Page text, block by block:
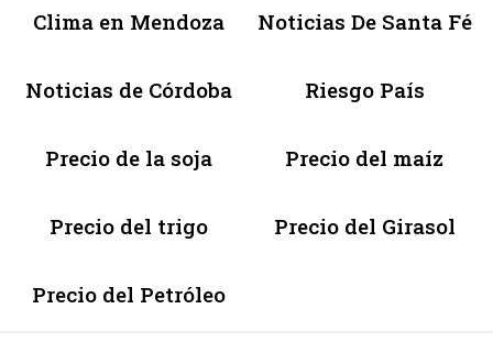
Clima en Mendoza Noticias De Santa Fé
Noticias de Córdoba Riesgo País
Precio de la soja Precio del maíz
Precio del trigo Precio del Girasol
Precio del Petróleo